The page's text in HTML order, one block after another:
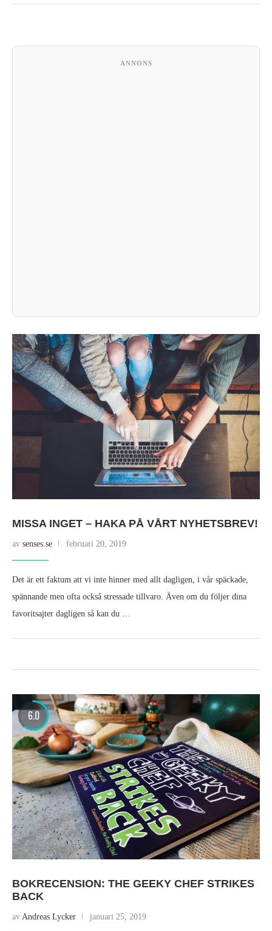
ANNONS
MISSA INGET – HAKA PÅ VÅRT NYHETSBREV!
av senses.se februari 20, 2019
Det är ett faktum att vi inte hinner med allt dagligen, i vår späckade,
spännande men ofta också stressade tillvaro. Även om du följer dina
favoritsajter dagligen så kan du …
6.0
BOKRECENSION: THE GEEKY CHEF STRIKES
BACK
av Andreas Lycker januari 25, 2019